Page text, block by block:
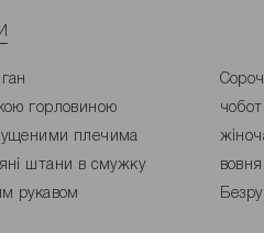
горловиною
плечима
штани в смужку
рукавом